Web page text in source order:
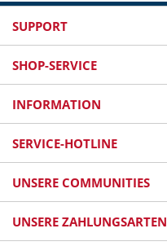
SUPPORT
SHOP-SERVICE
INFORMATION
SERVICE-HOTLINE
UNSERE COMMUNITIES
UNSERE ZAHLUNGSARTEN